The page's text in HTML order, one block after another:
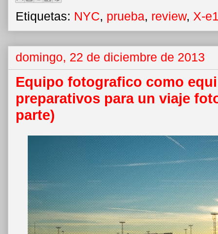
Etiquetas: NYC, prueba, review, X-
domingo, 22 de diciembre de 2013
Equipo fotografico como
preparativos para un viaje
parte)